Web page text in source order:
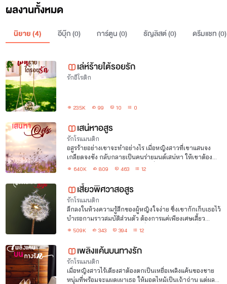
ชื่อจ๋านะคะ
ขอบคุณนะคะที่แวะเข้ามาเยี่ยม (หรือหลงเข้ามาก็แล้วแต่)
ฝากนิยายด้วยนะคะ ติได้ชมได้จ้ะ ^^
ผลงานทั้งหมด
นิยาย (4) อีบุ๊ก (0) การ์ตูน (0) ธัญลิสต์ (0) ดรีมแชท (0)
เล่ห์ร้ายใต้รอยรัก
รักอีโรติก
23.5K 99 10 0
เสน่หาอสูร
รักโรแมนติก
อสูรร้ายอย่างเขาจะทำอย่างไร เมื่อหญิงสาวที่เขาแสนจง
เกลียดจงชัง กลับกลายเป็นคนร่ายมนต์เสน่หา ให้เขาต้อง
หลอมละลาย ด้วยเพลิงปรารถนาที่เผาผลาญหัวใจแกร่งจน
640K 809 463 12
เสี้ยวพิศวาสอสูร
รักโรแมนติก
ลึกลงในห้วงความรู้สึกของผู้หญิงใจง่าย ซึ่งเขากักเก็บเธอไว้
บำเรอกามราวสมบัติส่วนตัว ต้องการแค่เพียงเศษเสี้ยว
พิศวาสจากอสูรร้ายเลือดเย็น ที่เธอยอมมอบให้เขาทั้งตัว...
509K 343 394 12
เพลิงแค้นบนทางรัก
รักโรแมนติก
เมื่อหญิงสาวไร้เดียงสาต้องตกเป็นเหยื่อเพลิงแค้นของชาย
หนุ่มที่พร้อมจะแผดเผาเธอ ให้มอดไหม้เป็นเถ้าถ่าน แต่ผลจะ